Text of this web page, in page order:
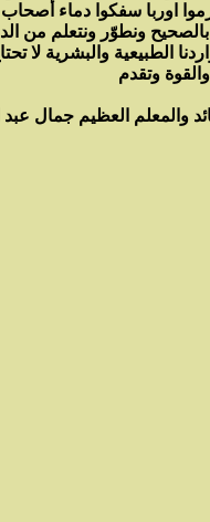
ونطوّر ونتعلم من
الطبيعية والبشرية لا